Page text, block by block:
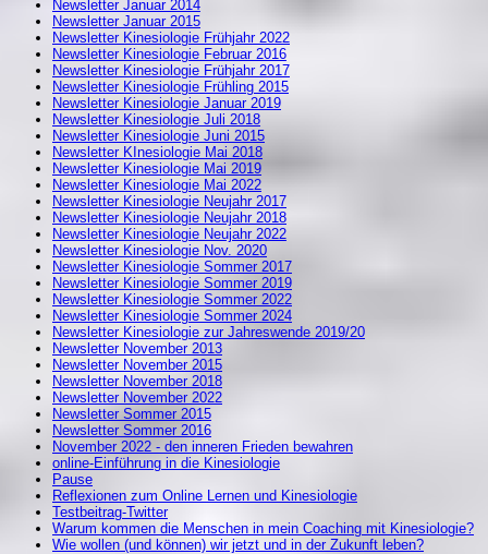
Newsletter Januar 2014
Newsletter Januar 2015
Newsletter Kinesiologie Frühjahr 2022
Newsletter Kinesiologie Februar 2016
Newsletter Kinesiologie Frühjahr 2017
Newsletter Kinesiologie Frühling 2015
Newsletter Kinesiologie Januar 2019
Newsletter Kinesiologie Juli 2018
Newsletter Kinesiologie Juni 2015
Newsletter KInesiologie Mai 2018
Newsletter Kinesiologie Mai 2019
Newsletter Kinesiologie Mai 2022
Newsletter Kinesiologie Neujahr 2017
Newsletter Kinesiologie Neujahr 2018
Newsletter Kinesiologie Neujahr 2022
Newsletter Kinesiologie Nov. 2020
Newsletter Kinesiologie Sommer 2017
Newsletter Kinesiologie Sommer 2019
Newsletter Kinesiologie Sommer 2022
Newsletter Kinesiologie Sommer 2024
Newsletter Kinesiologie zur Jahreswende 2019/20
Newsletter November 2013
Newsletter November 2015
Newsletter November 2018
Newsletter November 2022
Newsletter Sommer 2015
Newsletter Sommer 2016
November 2022 - den inneren Frieden bewahren
online-Einführung in die Kinesiologie
Pause
Reflexionen zum Online Lernen und Kinesiologie
Testbeitrag-Twitter
Warum kommen die Menschen in mein Coaching mit Kinesiologie?
Wie wollen (und können) wir jetzt und in der Zukunft leben?